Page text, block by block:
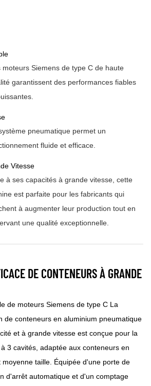
moteurs Siemens de type C de haute
garantissent des performances fiables
pneumatique permet un
fluide et efficace.
Vitesse
à ses capacités à grande vitesse, cette
est parfaite pour les fabricants qui
à augmenter leur production tout en
une qualité exceptionnelle.
DE CONTENEURS À GRANDE
de moteurs Siemens de type C La
de conteneurs en aluminium pneumatique
et à grande vitesse est conçue pour la
3 cavités, adaptée aux conteneurs en
taille. Équipée d'une porte de
d'arrêt automatique et d'un comptage